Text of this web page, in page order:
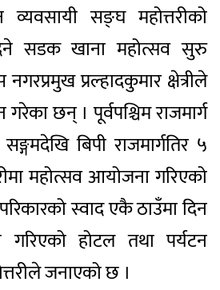
सङ्घ महोत्तरीको
सडक खाना महोत्सव सुरु
प्रल्हादकुमार क्षेत्रीले
छन् । पूर्वपश्चिम राजमार्ग
बिपी राजमार्गतिर ५
महोत्सव आयोजना गरिएको
स्वाद एकै ठाउँमा दिन
होटल तथा पर्यटन
जनाएको छ ।